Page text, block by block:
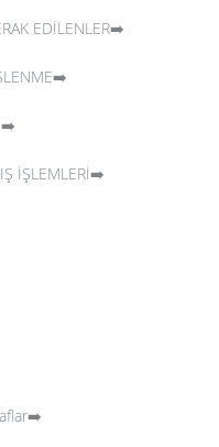
EDİLENLER➡️
İŞLEMLERİ➡️
➡️